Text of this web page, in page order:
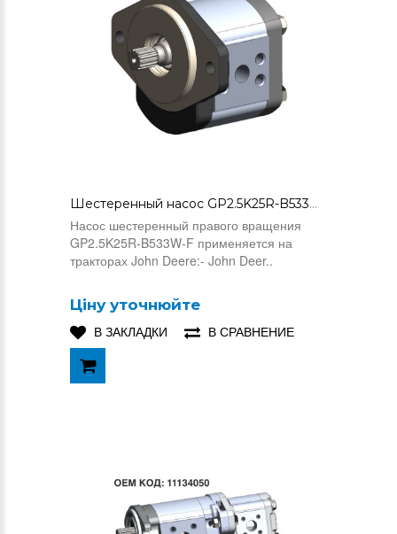
Шестеренный насос GP2.5K25R-B533W-F (AL200179)
Насос шестеренный правого вращения
GP2.5K25R-B533W-F применяется на
тракторах John Deere:- John Deer..
Ціну уточнюйте
В ЗАКЛАДКИ
В СРАВНЕНИЕ